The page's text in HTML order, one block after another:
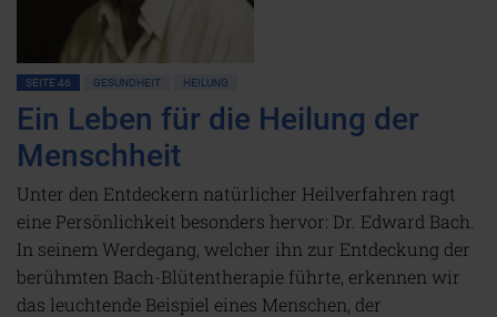
SEITE 46 GESUNDHEIT HEILUNG
Ein Leben für die Heilung der
Menschheit
Unter den Entdeckern natürlicher Heilverfahren ragt
eine Persönlichkeit besonders hervor: Dr. Edward Bach.
In seinem Werdegang, welcher ihn zur Entdeckung der
berühmten Bach-Blütentherapie führte, erkennen wir
das leuchtende Beispiel eines Menschen, der